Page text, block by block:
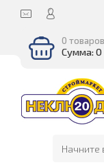
0 товаров
Сумма: 0